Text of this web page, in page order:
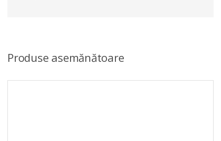
Produse asemănătoare